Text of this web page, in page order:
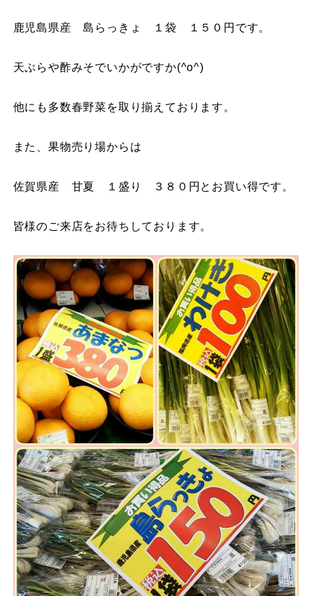
鹿児島県産 島らっきょ １袋 １５０円です。
天ぷらや酢みそでいかがですか(^o^)
他にも多数春野菜を取り揃えております。
また、果物売り場からは
佐賀県産 甘夏 １盛り ３８０円とお買い得です。
皆様のご来店をお待ちしております。